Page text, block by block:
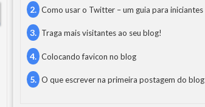
Como usar o Twitter – um guia para iniciantes
Traga mais visitantes ao seu blog!
Colocando favicon no blog
O que escrever na primeira postagem do blog